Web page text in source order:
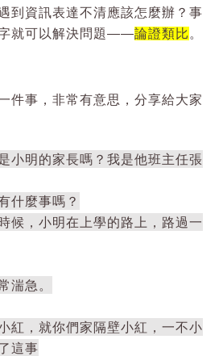
到資訊表達不清應該怎麼辦？事
就可以解決問題——論證類比 。
件事，非常有意思，分享給大家
小明的家長嗎？我是他班主任張
什麼事嗎？
候，小明在上學的路上，路過一
湍急。
紅，就你們家隔壁小紅，一不小
這事